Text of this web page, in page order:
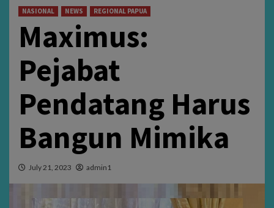
NASIONAL NEWS REGIONAL PAPUA
Maximus:
Pejabat
Pendatang Harus
Bangun Mimika
July 21, 2023 admin1